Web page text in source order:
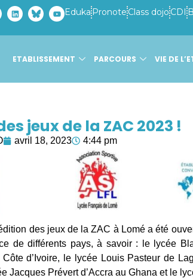
Eduka Pronote Class dojo CDI
ETABLISSEMENT PARCOURS VIE DE
jeux de la ZAC 2023 !
avril 18, 2023 4:44 pm
des jeux de la ZAC à Lomé a été
de différents pays, à savoir : le lycée
Côte d’Ivoire, le lycée Louis Pasteur de
Jacques Prévert d’Accra au Ghana et le